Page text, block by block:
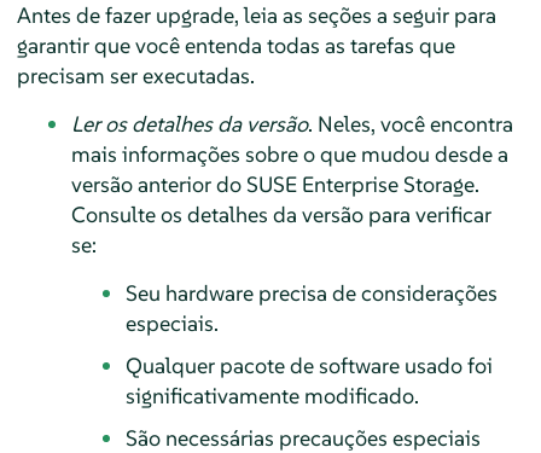
Antes de fazer upgrade, leia as seções a seguir para
garantir que você entenda todas as tarefas que
precisam ser executadas.
Ler os detalhes da versão. Neles, você encontra
mais informações sobre o que mudou desde a
versão anterior do SUSE Enterprise Storage.
Consulte os detalhes da versão para verificar
se:
Seu hardware precisa de considerações
especiais.
Qualquer pacote de software usado foi
significativamente modificado.
São necessárias precauções especiais